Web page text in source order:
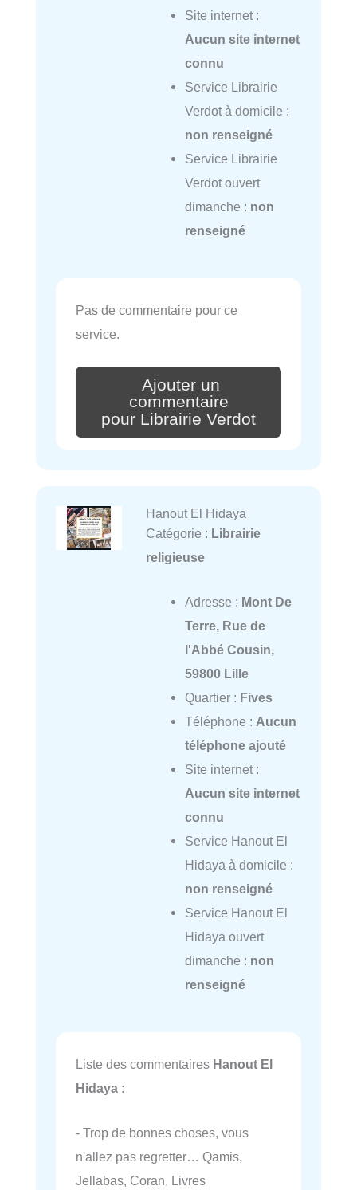
Site internet :
Aucun site internet
connu
Service Librairie
Verdot à domicile :
non renseigné
Service Librairie
Verdot ouvert
dimanche : non
renseigné
Pas de commentaire pour ce
service.
Ajouter un
commentaire
pour Librairie Verdot
Hanout El Hidaya
Catégorie : Librairie
religieuse
Adresse : Mont De
Terre, Rue de
l'Abbé Cousin,
59800 Lille
Quartier : Fives
Téléphone : Aucun
téléphone ajouté
Site internet :
Aucun site internet
connu
Service Hanout El
Hidaya à domicile :
non renseigné
Service Hanout El
Hidaya ouvert
dimanche : non
renseigné
Liste des commentaires Hanout El
Hidaya :
- Trop de bonnes choses, vous
n'allez pas regretter… Qamis,
Jellabas, Coran, Livres